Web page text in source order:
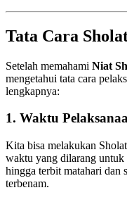
Tata Cara
Setelah memahami Niat
mengetahui tata cara
lengkapnya:
1. Waktu
Kita bisa melakukan
waktu yang dilarang untuk
hingga terbit matahari dan
terbenam.